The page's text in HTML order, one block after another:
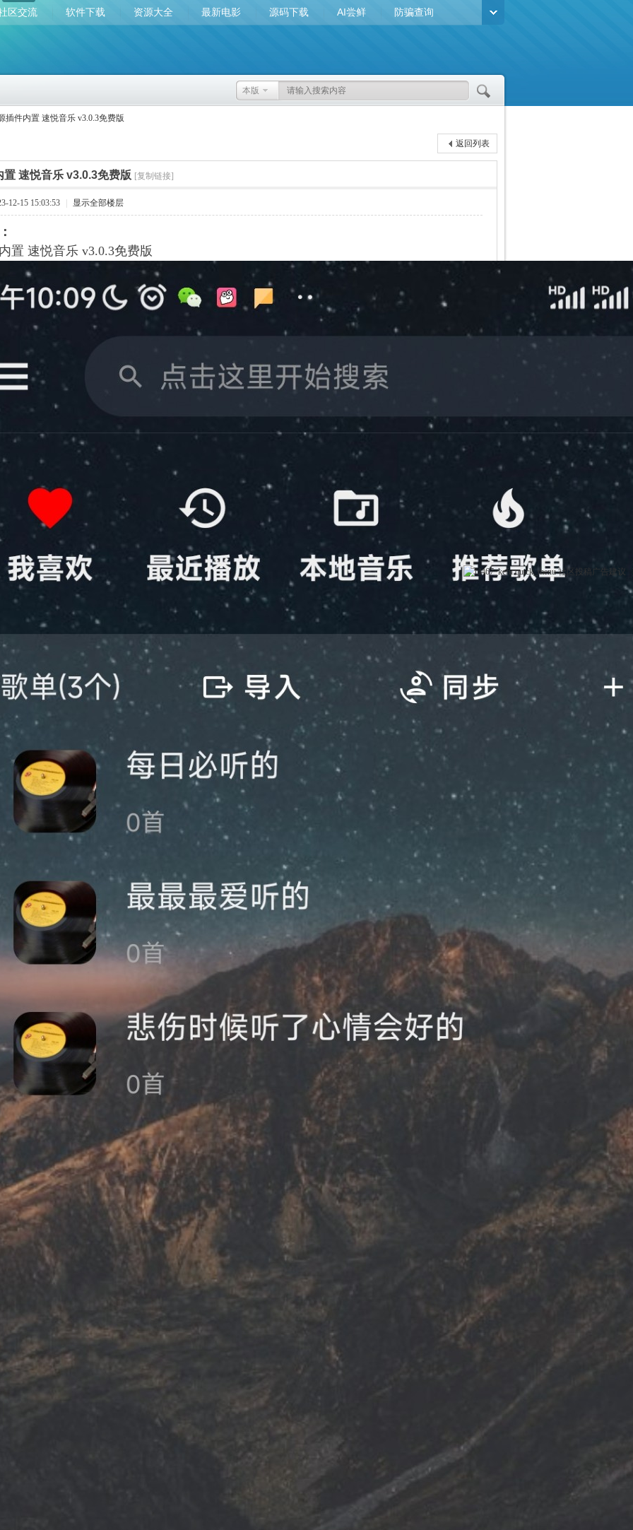
区交流 软件下载 资源大全 最新电影 源码下载 AI尝鲜 防骗查询
本版
插件内置 速悦音乐 v3.0.3免费版
返回列表
置 速悦音乐 v3.0.3免费版 [复制链接]
12-15 15:03:53 显示全部楼层
置 速悦音乐 v3.0.3免费版
社区 投稿 广告建议